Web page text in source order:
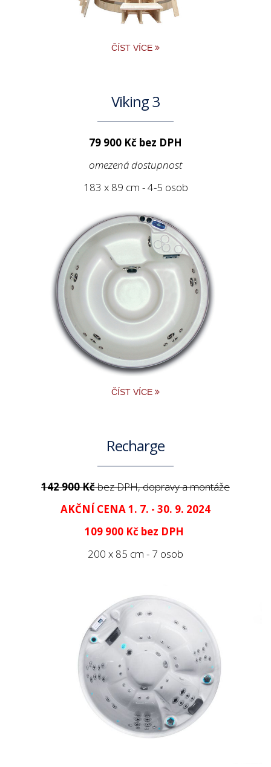
ČÍST VÍCE
Viking 3
79 900 Kč bez DPH
omezená dostupnost
183 x 89 cm - 4-5 osob
ČÍST VÍCE
Recharge
142 900 Kčbez DPH, dopravy a montáže
AKČNÍ CENA 1. 7. - 30. 9. 2024
109 900 Kč bez DPH
200 x 85 cm - 7 osob